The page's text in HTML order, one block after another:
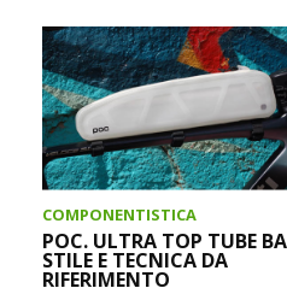
COMPONENTISTICA
POC. ULTRA TOP TUBE
STILE E TECNICA DA
RIFERIMENTO